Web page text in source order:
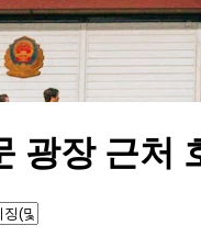
광장 근처